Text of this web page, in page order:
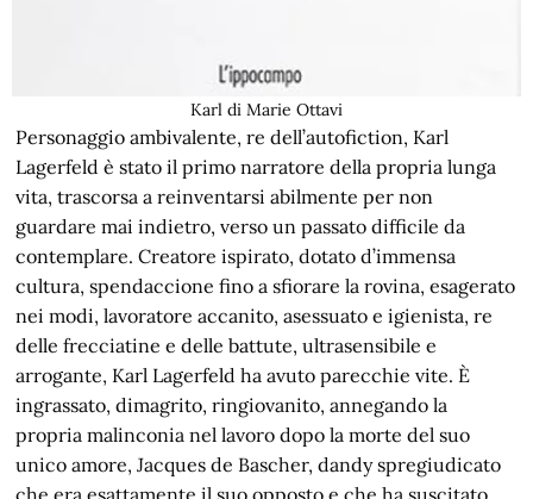
Karl di Marie Ottavi
Personaggio ambivalente, re dell’autofiction, Karl
Lagerfeld è stato il primo narratore della propria lunga
vita, trascorsa a reinventarsi abilmente per non
guardare mai indietro, verso un passato difficile da
contemplare. Creatore ispirato, dotato d’immensa
cultura, spendaccione fino a sfiorare la rovina, esagerato
nei modi, lavoratore accanito, asessuato e igienista, re
delle frecciatine e delle battute, ultrasensibile e
arrogante, Karl Lagerfeld ha avuto parecchie vite. È
ingrassato, dimagrito, ringiovanito, annegando la
propria malinconia nel lavoro dopo la morte del suo
unico amore, Jacques de Bascher, dandy spregiudicato
che era esattamente il suo opposto e che ha suscitato